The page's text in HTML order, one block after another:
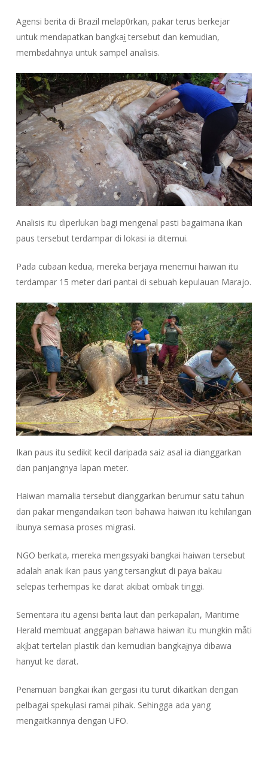
Agensi berita di Brazil melap0rkan, pakar terus berkejar
untuk mendapatkan bangkaḭ tersebut dan kemudian,
membɛdahnya untuk sampel analisis.
Analisis itu diperlukan bagi mengenal pasti bagaimana ikan
paus tersebut terdampar di lokasi ia ditemui.
Pada cubaan kedua, mereka berjaya menemui haiwan itu
terdampar 15 meter dari pantai di sebuah kepulauan Marajo.
Ikan paus itu sedikit kecil daripada saiz asal ia dianggarkan
dan panjangnya lapan meter.
Haiwan mamalia tersebut dianggarkan berumur satu tahun
dan pakar mengandaikan tɛori bahawa haiwan itu kehilangan
ibunya semasa proses migrasi.
NGO berkata, mereka mengɛsyaki bangkai haiwan tersebut
adalah anak ikan paus yang tersangkut di paya bakau
selepas terhempas ke darat akibat ombak tinggi.
Sementara itu agensi bɛrita laut dan perkapalan, Maritime
Herald membuat anggapan bahawa haiwan itu mungkin mẫti
akḭbat tertelan plastik dan kemudian bangkaḭnya dibawa
hanyut ke darat.
Penɛmuan bangkai ikan gergasi itu turut dikaitkan dengan
pelbagai spekṳlasi ramai pihak. Sehingga ada yang
mengaitkannya dengan UFO.